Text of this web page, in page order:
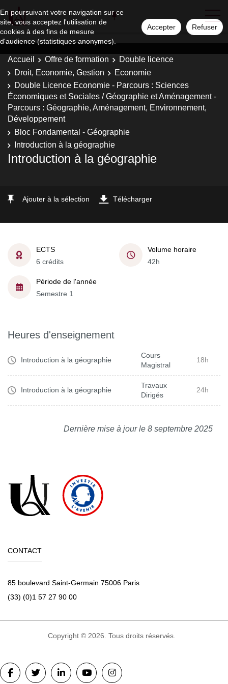
En poursuivant votre navigation sur ce
site, vous acceptez l'utilisation de
cookies à des fins de mesure
d'audience (statistiques anonymes).
Accepter Refuser
Accueil Offre de formation
Double licence
Droit, Economie, Gestion
Economie
Double Licence Economie - Parcours : Sciences
Économiques et Sociales / Géographie et Aménagement -
Parcours : Géographie, Aménagement, Environnement,
Développement
Bloc Fondamental - Géographie
Introduction à la géographie
Introduction à la géographie
Ajouter à la sélection Télécharger
ECTS
6 crédits
Volume horaire
42h
Période de l'année
Semestre 1
Heures d'enseignement
Introduction à la géographie
Cours
Magistral
18h
Introduction à la géographie
Travaux
Dirigés
24h
Dernière mise à jour le 8 septembre 2025
CONTACT
85 boulevard Saint-Germain 75006 Paris
(33) (0)1 57 27 90 00
Copyright © 2026. Tous droits réservés.